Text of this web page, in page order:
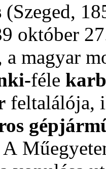
(Szeged,
október
a magyar
féle
feltalálója,
A